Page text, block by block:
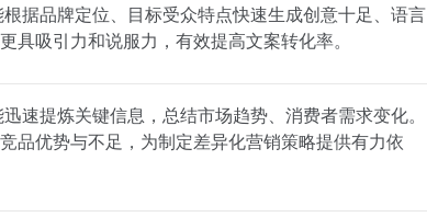
据品牌定位、目标受众特点快速生成创意十足、语言
吸引力和说服力，有效提高文案转化率。
速提炼关键信息，总结市场趋势、消费者需求变化。
品优势与不足，为制定差异化营销策略提供有力依